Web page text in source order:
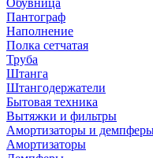
Обувница
Пантограф
Наполнение
Полка сетчатая
Труба
Штанга
Штангодержатели
Бытовая техника
Вытяжки и фильтры
Амортизаторы и
Амортизаторы